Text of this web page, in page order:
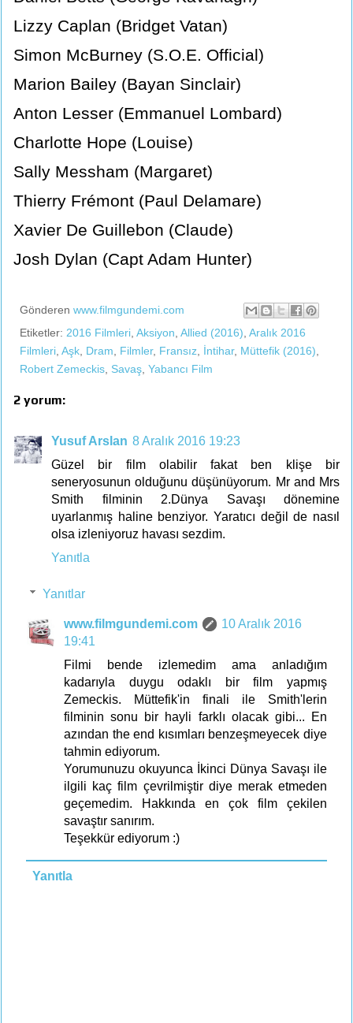
Lizzy Caplan (Bridget Vatan)
Simon McBurney (S.O.E. Official)
Marion Bailey (Bayan Sinclair)
Anton Lesser (Emmanuel Lombard)
Charlotte Hope (Louise)
Sally Messham (Margaret)
Thierry Frémont (Paul Delamare)
Xavier De Guillebon (Claude)
Josh Dylan (Capt Adam Hunter)
Gönderen www.filmgundemi.com
Etiketler: 2016 Filmleri Aksiyon Allied (2016) Aralık 2016
Filmleri Aşk Dram Filmler, Fransız İntihar, Müttefik (2016)
Robert Zemeckis Savaş Yabancı Film
2 yorum:
Yusuf Arslan 8 Aralık 2016 19:23
Güzel bir film olabilir fakat ben klişe bir
seneryosunun olduğunu düşünüyorum. Mr and Mrs
Smith filminin 2.Dünya Savaşı dönemine
uyarlanmış haline benziyor. Yaratıcı değil de nasıl
olsa izleniyoruz havası sezdim.
Yanıtla
Yanıtlar
www.filmgundemi.com
10 Aralık 2016
19:41
Filmi bende izlemedim ama anladığım
kadarıyla duygu odaklı bir film yapmış
Zemeckis. Müttefik'in finali ile Smith'lerin
filminin sonu bir hayli farklı olacak gibi... En
azından the end kısımları benzeşmeyecek diye
tahmin ediyorum.
Yorumunuzu okuyunca İkinci Dünya Savaşı ile
ilgili kaç film çevrilmiştir diye merak etmeden
geçemedim. Hakkında en çok film çekilen
savaştır sanırım.
Teşekkür ediyorum :)
Yanıtla